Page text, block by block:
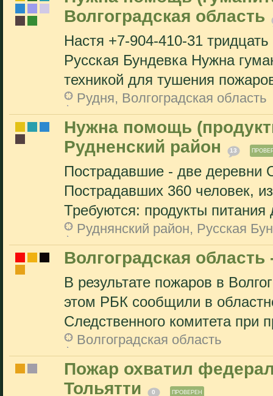
Волгоградская область
Настя +7-904-410-31
Русская Бундевка Нужна
техникой для тушения
Рудня, Волгоградская область
Нужна помощь
Рудненский район
13
Пострадавшие - две деревни
Пострадавших 360 человек,
Требуются: продукты питания
Руднянский район, Русская
Волгоградская
В результате пожаров в
этом РБК сообщили в
Следственного комитета при
Волгоградская область
Пожар охватил
Тольятти
0 ПРОВЕРЕН